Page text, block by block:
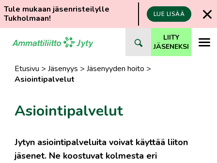
Tule mukaan jäsenristeilylle
Tukholmaan!
LUE LISÄÄ
suoraan
LIITY
JÄSENEKSI
Etusivu > Jäsenyys > Jäsenyyden hoito >
Asiointipalvelut
Asiointipalvelut
Jytyn asiointipalveluita voivat käyttää liiton
jäsenet. Ne koostuvat kolmesta eri